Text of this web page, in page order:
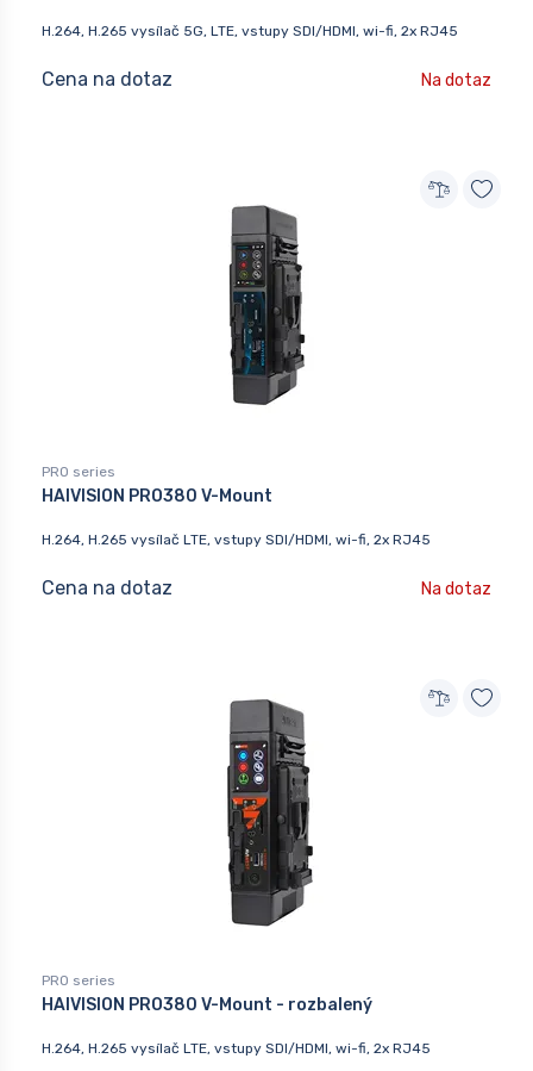
H.264, H.265 vysílač 5G, LTE, vstupy SDI/HDMI, wi-fi, 2x RJ45
Cena na dotaz Na dotaz
PRO series
HAIVISION PRO380 V-Mount
H.264, H.265 vysílač LTE, vstupy SDI/HDMI, wi-fi, 2x RJ45
Cena na dotaz Na dotaz
PRO series
HAIVISION PRO380 V-Mount - rozbalený
H.264, H.265 vysílač LTE, vstupy SDI/HDMI, wi-fi, 2x RJ45